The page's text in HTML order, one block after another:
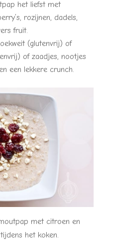
het liefst met
rozijnen, dadels,
fruit.
(glutenvrij) of
of zaadjes, nootjes
een lekkere crunch.
met citroen en
het koken.